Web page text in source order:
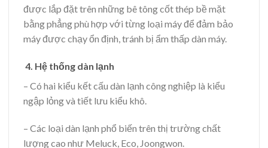
được lắp đặt trên những bê tông cốt thép bề mặt
bằng phẳng phù hợp với từng loại máy để đảm bảo
máy được chạy ổn định, tránh bị ẩm thấp dàn máy.
4. Hệ thống dàn lạnh
– Có hai kiểu kết cấu dàn lạnh công nghiệp là kiểu
ngập lỏng và tiết lưu kiểu khô.
– Các loại dàn lạnh phổ biến trên thị trường chất
lượng cao như Meluck, Eco, Joongwon.